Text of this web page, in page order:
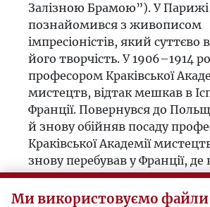
Залізною Брамою”). У Парижі
познайомився з живописом
імпресіоністів, який суттєво
його творчість. У 1906–1914
професором Краківської
мистецтв, відтак мешкав в
Франції. Повернувся до
й знову обійняв посаду
Краківської Академії
знову перебував у Франції, де
філією Краківської Академії
провісником імпресіонізму в
Ми використовуємо файли